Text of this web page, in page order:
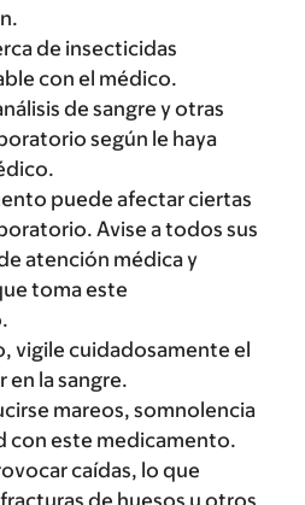
de insecticidas
con el médico.
de sangre y otras
según le haya
puede afectar ciertas
Avise a todos sus
atención médica y
toma este
vigile cuidadosamente el
en la sangre.
mareos, somnolencia
con este medicamento.
caídas, lo que
de huesos u otros